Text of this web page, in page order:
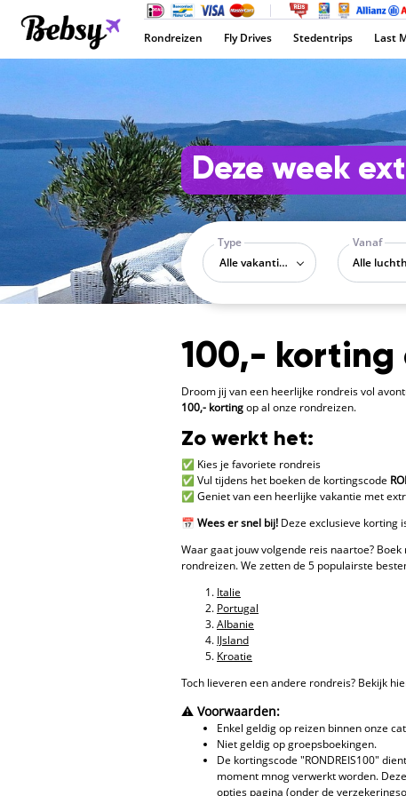
Rondreizen Fly Drives Stedentrips Last
Deze week
Type
Alle vakantietypes
Vanaf
100,-
Droom jij van een heerlijke rondreis vol
100,- kortingop al onze rondreizen.
Zo werkt het:
✅ Kies je favoriete rondreis
✅ Vul tijdens het boeken de kortingscode
✅ Geniet van een heerlijke vakantie met
📅 Wees er snel bij! Deze exclusieve korting
Waar gaat jouw volgende reis naartoe?
rondreizen. We zetten de 5 populairste
Italie
Portugal
Albanie
IJsland
Kroatie
Toch lieveren een andere rondreis? Bekijk
⚠️ Voorwaarden:
Enkel geldig op reizen binnen onze
Niet geldig op groepsboekingen.
De kortingscode "RONDREIS100"
moment mnog verwerkt worden.
opties pagina (onder de